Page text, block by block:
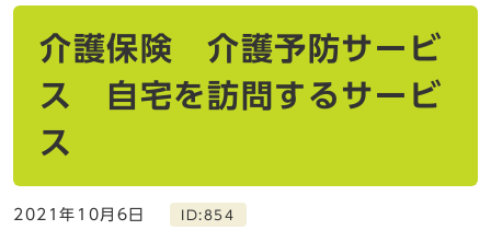
介護保険 介護予防サービ
ス 自宅を訪問するサービ
ス
2021年10月6日 ID:854